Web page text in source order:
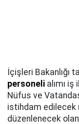
İçişleri Bakanlığı
personeli alımı iş
Nüfus ve
istihdam edilecek
düzenlenecek olan